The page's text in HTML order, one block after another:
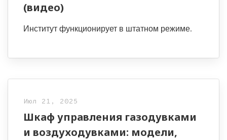
(видео)
Институт функционирует в штатном режиме.
Июл 21, 2025
Шкаф управления газодувками
и воздуходувками: модели,